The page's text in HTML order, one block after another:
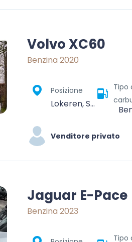
Volvo XC60
Benzina 2020
Posizione
Lokeren, Sint-Niklaas, Oost-Vlaanderen, Vlaanderen, 9160, België
Tipo
Venditore privato
Jaguar E-Pace
Benzina 2023
Tipo